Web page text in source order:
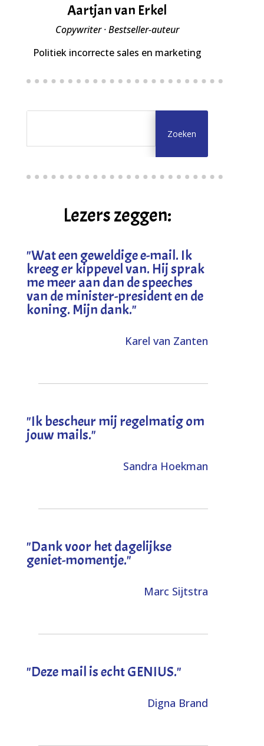
Aartjan van Erkel
Copywriter · Bestseller-auteur
Politiek incorrecte sales en marketing
Lezers zeggen:
"Wat een geweldige e-mail. Ik
kreeg er kippevel van. Hij sprak
me meer aan dan de speeches
van de minister-president en de
koning. Mijn dank."
Karel van Zanten
"Ik bescheur mij regelmatig om
jouw mails."
Sandra Hoekman
"Dank voor het dagelijkse
geniet-momentje."
Marc Sijtstra
"Deze mail is echt GENIUS."
Digna Brand